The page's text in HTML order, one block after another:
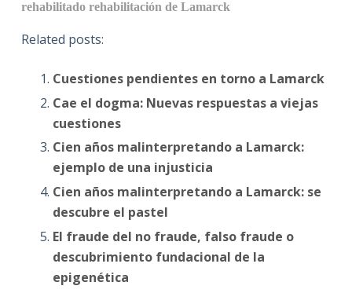
rehabilitado rehabilitación de Lamarck
Related posts:
Cuestiones pendientes en torno a Lamarck
Cae el dogma: Nuevas respuestas a viejas
cuestiones
Cien años malinterpretando a Lamarck:
ejemplo de una injusticia
Cien años malinterpretando a Lamarck: se
descubre el pastel
El fraude del no fraude, falso fraude o
descubrimiento fundacional de la
epigenética